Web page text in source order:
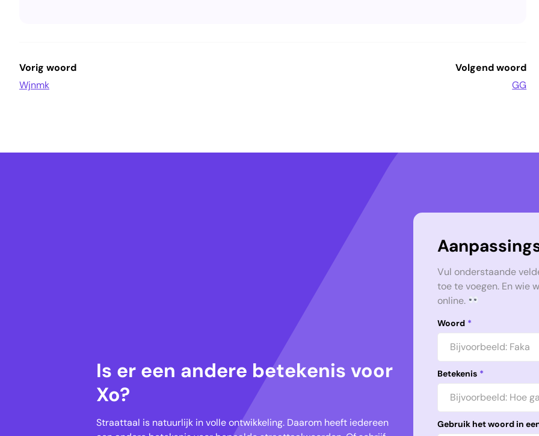
Vorig woord
Wjnmk
Volgend woord
GG
Is er een andere betekenis voor
Xo?
Straattaal is natuurlijk in volle ontwikkeling. Daarom heeft iedereen
Vul onderstaande
toe te voegen. En wie
online.
Woord *
Betekenis *
Gebruik het woord in